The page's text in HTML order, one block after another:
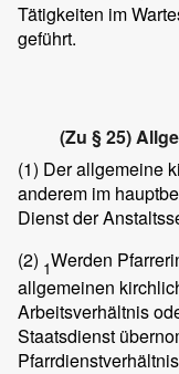
Tätigkeiten im
geführt.
(Zu § 25)
(1) Der allgemeine
anderem im
Dienst der
(2) 1Werden
allgemeinen
Arbeitsverhältnis
Staatsdienst